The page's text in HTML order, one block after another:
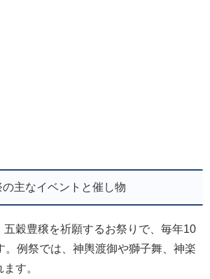
の主なイベントと催し物
五穀豊穣を祈願するお祭りで、毎年10
。例祭では、神輿渡御や獅子舞、神楽
す。